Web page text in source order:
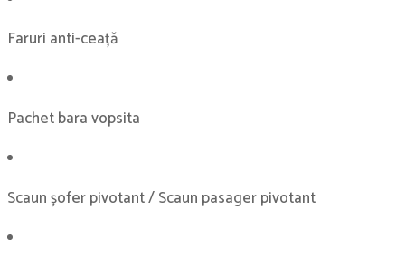
Faruri anti-ceață
Pachet bara vopsita
Scaun șofer pivotant / Scaun pasager pivotant